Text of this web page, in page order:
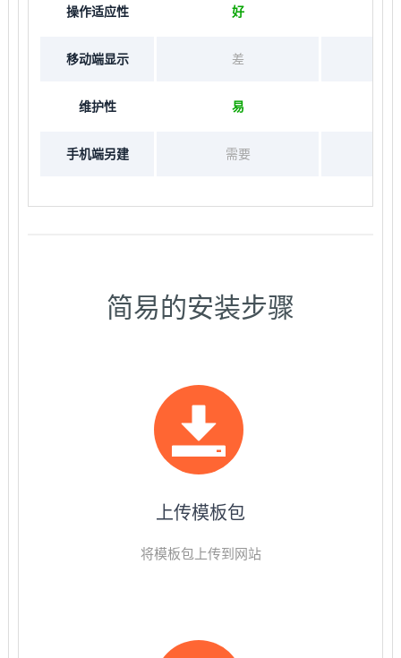
操作适应性 好
移动端显示 差
维护性 易
手机端另建 需要
简易的安装步骤
上传模板包
将模板包上传到网站